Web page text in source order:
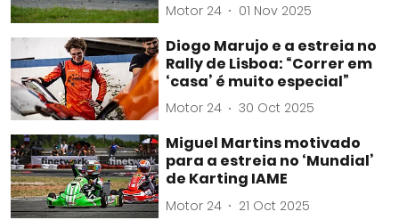
Motor 24 01 Nov 2025
Diogo Marujo e a estreia no
Rally de Lisboa: “Correr em
‘casa’ é muito especial”
Motor 24 30 Oct 2025
Miguel Martins motivado
para a estreia no ‘Mundial’
de Karting IAME
Motor 24 21 Oct 2025